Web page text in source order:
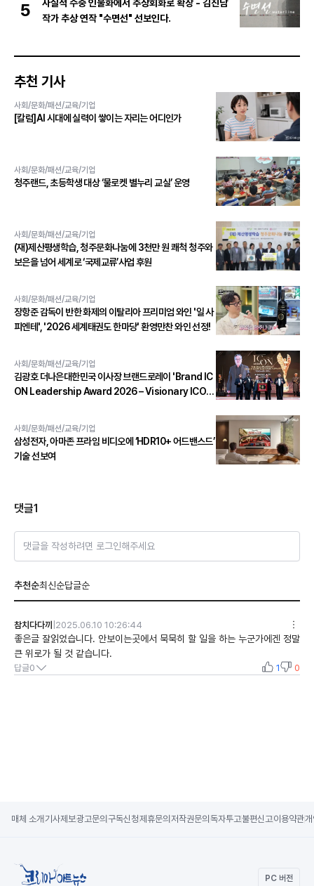
5
사실적 수중 인물화에서 추상회화로 확장 - 김진남
작가 추상 연작 "수면선" 선보인다.
추천 기사
사회/문화/패션/교육/기업
[칼럼]AI 시대에 실력이 쌓이는 자리는 어디인가
사회/문화/패션/교육/기업
청주랜드, 초등학생 대상 ‘물로켓 별누리 교실’ 운영
사회/문화/패션/교육/기업
(재)제산평생학습, 청주문화나눔에 3천만 원 쾌척 청주와
보은을 넘어 세계로 ‘국제교류’사업 후원
사회/문화/패션/교육/기업
장항준 감독이 반한 화제의 이탈리아 프리미엄 와인 '일 사
피엔테', '2026 세계태권도 한마당' 환영만찬 와인 선정!
사회/문화/패션/교육/기업
김광호 더나은대한민국 이사장 브랜드로레이 'Brand IC
ON Leadership Award 2026 – Visionary ICON'
사회/문화/패션/교육/기업
삼성전자, 아마존 프라임 비디오에 ‘HDR10+ 어드밴스드’
기술 선보여
댓글1
댓글을 작성하려면 로그인해주세요
추천순최신순답글순
참치다다끼 2025.06.10 10:26:44
좋은글 잘읽었습니다. 안보이는곳에서 묵묵히 할 일을 하는 누군가에겐 정말
큰 위로가 될 것 같습니다.
답글0 1 0
매체 소개 기사제보광고문의 구독신청제휴문의 저작권문의 독자투고불편신고이용약관
PC 버전